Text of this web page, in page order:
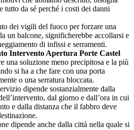
tutto da sé perché i costi dei danni
dei vigili del fuoco per forzare una
un balcone, significherebbe accollarsi e
di infissi e serramenti.
Intervento Apertura Porte Castel
una soluzione meno precipitosa e la più
si ha a che fare con una porta
o una serratura bloccata.
dipende sostanzialmente dalla
dal giorno e dall’ora in cui
e dalla distanza che il fabbro deve
dipende anche dalla città nella quale si